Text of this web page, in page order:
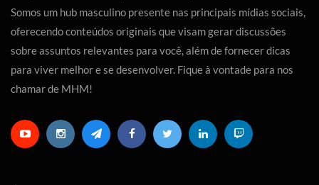
Somos um hub masculino presente nas principais mídias sociais,
oferecendo conteúdos originais que visam gerar discussões
sobre assuntos relevantes para você, além de fornecer dicas
para viver melhor e se desenvolver. Fique à vontade para nos
chamar de MHM!